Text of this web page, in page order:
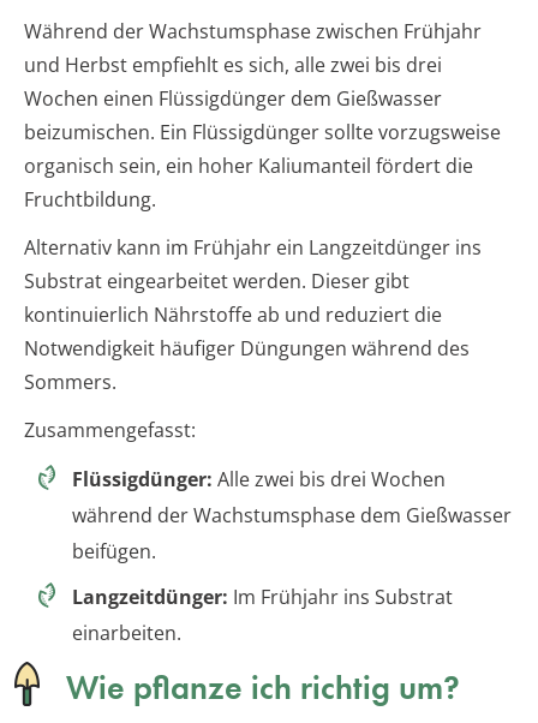
Während der Wachstumsphase zwischen Frühjahr
und Herbst empfiehlt es sich, alle zwei bis drei
Wochen einen Flüssigdünger dem Gießwasser
beizumischen. Ein Flüssigdünger sollte vorzugsweise
organisch sein, ein hoher Kaliumanteil fördert die
Fruchtbildung.
Alternativ kann im Frühjahr ein Langzeitdünger ins
Substrat eingearbeitet werden. Dieser gibt
kontinuierlich Nährstoffe ab und reduziert die
Notwendigkeit häufiger Düngungen während des
Sommers.
Zusammengefasst:
Flüssigdünger: Alle zwei bis drei Wochen
während der Wachstumsphase dem Gießwasser
beifügen.
Langzeitdünger: Im Frühjahr ins Substrat
einarbeiten.
Wie pflanze ich richtig um?